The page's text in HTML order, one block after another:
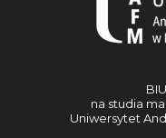
na studia
Uniwersytet